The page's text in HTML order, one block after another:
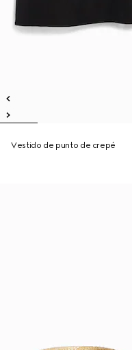
Vestido de punto de crepé